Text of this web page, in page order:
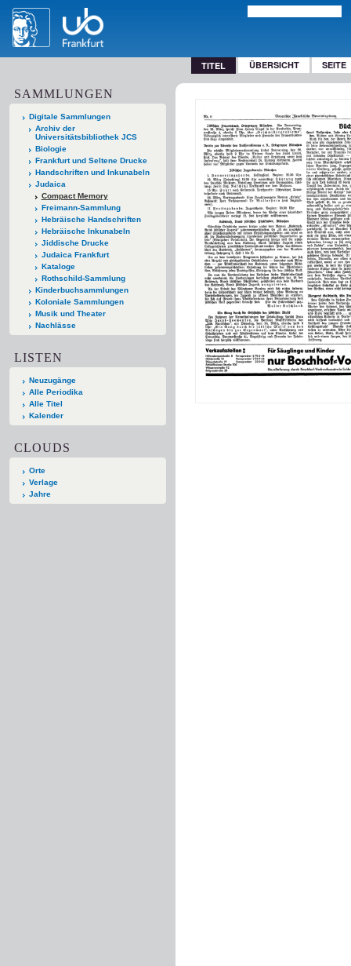
TITEL ÜBERSICHT SEITE
SAMMLUNGEN
Digitale Sammlungen
Archiv der
Universitätsbibliothek JCS
Biologie
Frankfurt und Seltene Drucke
Handschriften und Inkunabeln
Judaica
Compact Memory
Freimann-Sammlung
Hebräische Handschriften
Hebräische Inkunabeln
Jiddische Drucke
Judaica Frankfurt
Kataloge
Rothschild-Sammlung
Kinderbuchsammlungen
Koloniale Sammlungen
Musik und Theater
Nachlässe
LISTEN
Neuzugänge
Alle Periodika
Alle Titel
Kalender
CLOUDS
Orte
Verlage
Jahre